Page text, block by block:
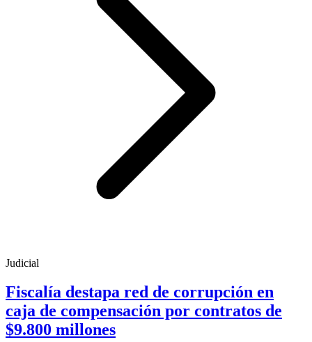
Judicial
Fiscalía destapa red de corrupción en
caja de compensación por contratos de
$9.800 millones